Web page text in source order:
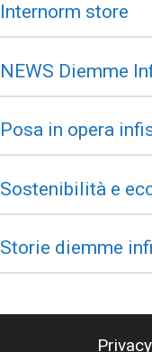
Internorm store
NEWS Diemme
Posa in opera
Sostenibilità e
Storie diemme